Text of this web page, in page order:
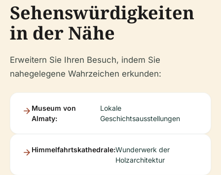
Sehenswürdigkeiten
in der Nähe
Erweitern Sie Ihren Besuch, indem Sie
nahegelegene Wahrzeichen erkunden:
Museum von
Almaty:
Lokale
Geschichtsausstellungen
Himmelfahrtskathedrale:Wunderwerk der
Holzarchitektur